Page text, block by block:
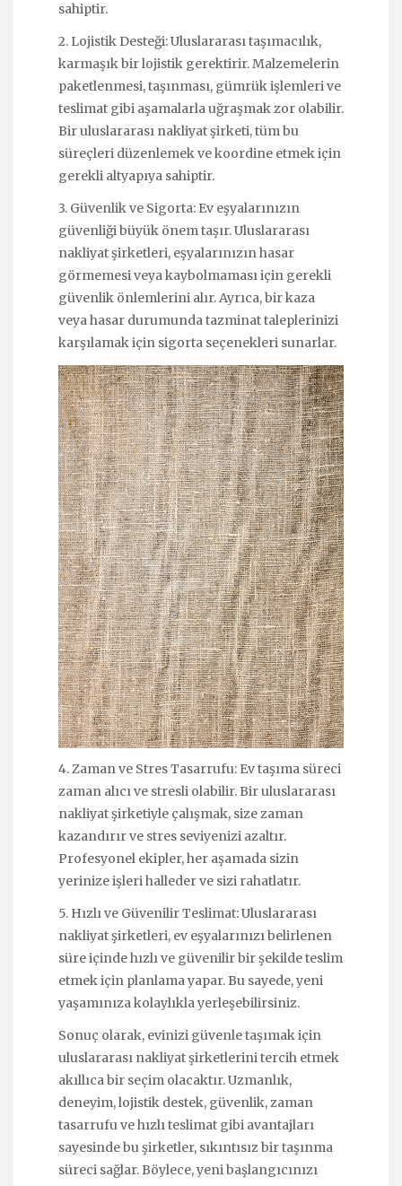
sahiptir.
2. Lojistik Desteği: Uluslararası taşımacılık,
karmaşık bir lojistik gerektirir. Malzemelerin
paketlenmesi, taşınması, gümrük işlemleri ve
teslimat gibi aşamalarla uğraşmak zor olabilir.
Bir uluslararası nakliyat şirketi, tüm bu
süreçleri düzenlemek ve koordine etmek için
gerekli altyapıya sahiptir.
3. Güvenlik ve Sigorta: Ev eşyalarınızın
güvenliği büyük önem taşır. Uluslararası
nakliyat şirketleri, eşyalarınızın hasar
görmemesi veya kaybolmaması için gerekli
güvenlik önlemlerini alır. Ayrıca, bir kaza
veya hasar durumunda tazminat taleplerinizi
karşılamak için sigorta seçenekleri sunarlar.
4. Zaman ve Stres Tasarrufu: Ev taşıma süreci
zaman alıcı ve stresli olabilir. Bir uluslararası
nakliyat şirketiyle çalışmak, size zaman
kazandırır ve stres seviyenizi azaltır.
Profesyonel ekipler, her aşamada sizin
yerinize işleri halleder ve sizi rahatlatır.
5. Hızlı ve Güvenilir Teslimat: Uluslararası
nakliyat şirketleri, ev eşyalarınızı belirlenen
süre içinde hızlı ve güvenilir bir şekilde teslim
etmek için planlama yapar. Bu sayede, yeni
yaşamınıza kolaylıkla yerleşebilirsiniz.
Sonuç olarak, evinizi güvenle taşımak için
uluslararası nakliyat şirketlerini tercih etmek
akıllıca bir seçim olacaktır. Uzmanlık,
deneyim, lojistik destek, güvenlik, zaman
tasarrufu ve hızlı teslimat gibi avantajları
sayesinde bu şirketler, sıkıntısız bir taşınma
süreci sağlar. Böylece, yeni başlangıcınızı